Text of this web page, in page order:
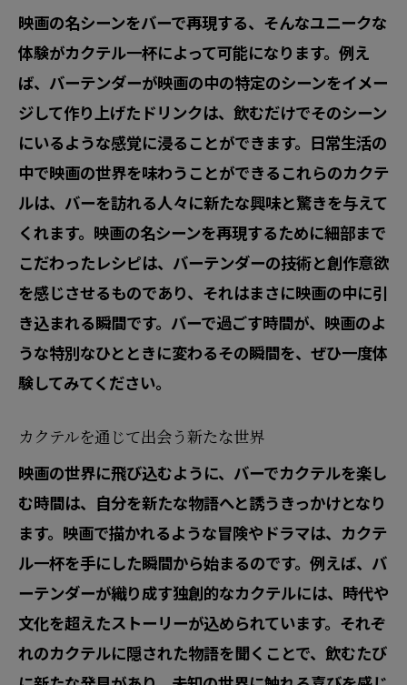
映画の名シーンをバーで再現する、そんなユニークな
体験がカクテル一杯によって可能になります。例え
ば、バーテンダーが映画の中の特定のシーンをイメー
ジして作り上げたドリンクは、飲むだけでそのシーン
にいるような感覚に浸ることができます。日常生活の
中で映画の世界を味わうことができるこれらのカクテ
ルは、バーを訪れる人々に新たな興味と驚きを与えて
くれます。映画の名シーンを再現するために細部まで
こだわったレシピは、バーテンダーの技術と創作意欲
を感じさせるものであり、それはまさに映画の中に引
き込まれる瞬間です。バーで過ごす時間が、映画のよ
うな特別なひとときに変わるその瞬間を、ぜひ一度体
験してみてください。
カクテルを通じて出会う新たな世界
映画の世界に飛び込むように、バーでカクテルを楽し
む時間は、自分を新たな物語へと誘うきっかけとなり
ます。映画で描かれるような冒険やドラマは、カクテ
ル一杯を手にした瞬間から始まるのです。例えば、バ
ーテンダーが織り成す独創的なカクテルには、時代や
文化を超えたストーリーが込められています。それぞ
れのカクテルに隠された物語を聞くことで、飲むたび